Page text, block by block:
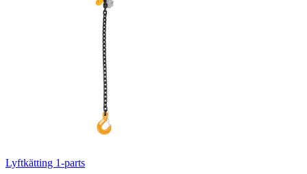
Lyftkätting 1-parts